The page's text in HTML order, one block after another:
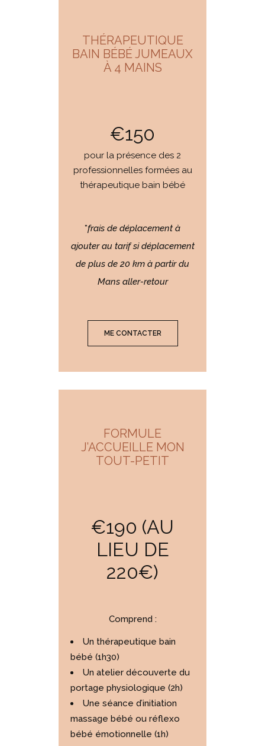
THÉRAPEUTIQUE
BAIN BÉBÉ JUMEAUX
À 4 MAINS
€150
pour la présence des 2
professionnelles formées au
thérapeutique bain bébé
*frais de déplacement à
ajouter au tarif si déplacement
de plus de 20 km à partir du
Mans aller-retour
ME CONTACTER
FORMULE
J’ACCUEILLE MON
TOUT-PETIT
€190 (AU
LIEU DE
220€)
Comprend :
Un thérapeutique bain
bébé (1h30)
Un atelier découverte du
portage physiologique (2h)
Une séance d’initiation
massage bébé ou réflexo
bébé émotionnelle (1h)